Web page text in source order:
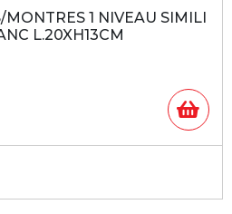
1 NIVEAU SIMILI
L.20XH13CM